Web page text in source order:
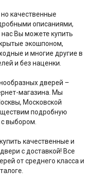
качественные
описаниями,
Вы можете купить
экошпоном,
и многие другие в
и без наценки.
дверей –
магазина. Мы
Московской
подробную
выбором.
качественные и
с доставкой! Все
от среднего класса и